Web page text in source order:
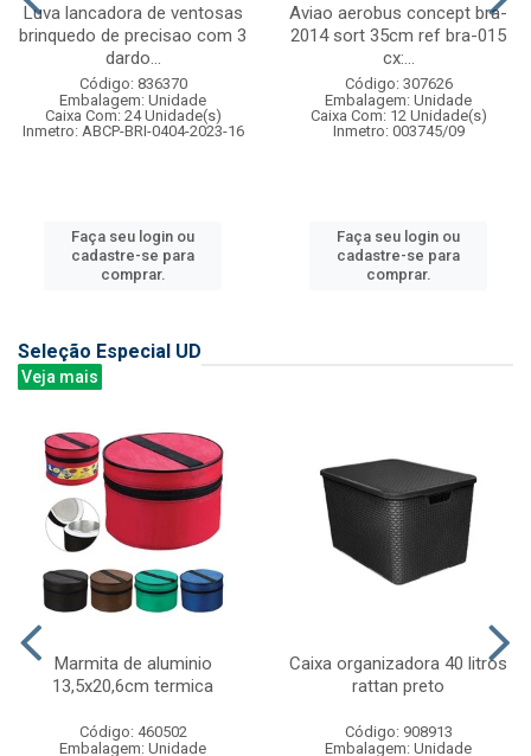
Luva lancadora de ventosas
brinquedo de precisao com 3
dardo...
Código: 836370
Embalagem: Unidade
Caixa Com: 24 Unidade(s)
Inmetro: ABCP-BRI-0404-2023-16
Faça seu login ou
cadastre-se para
comprar.
Aviao aerobus concept bra-
2014 sort 35cm ref bra-015
cx:...
Código: 307626
Embalagem: Unidade
Caixa Com: 12 Unidade(s)
Inmetro: 003745/09
Faça seu login ou
cadastre-se para
comprar.
Seleção Especial UD
Veja mais
Marmita de aluminio
13,5x20,6cm termica
Código: 460502
Embalagem: Unidade
Caixa organizadora 40 litros
rattan preto
Código: 908913
Embalagem: Unidade